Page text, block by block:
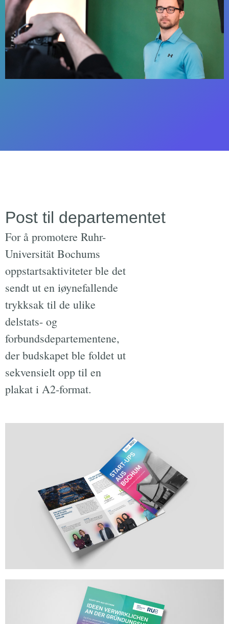
Post til departementet
For å promotere Ruhr-
Universität Bochums
oppstartsaktiviteter ble det
sendt ut en iøynefallende
trykksak til de ulike
delstats- og
forbundsdepartementene,
der budskapet ble foldet ut
sekvensielt opp til en
plakat i A2-format.